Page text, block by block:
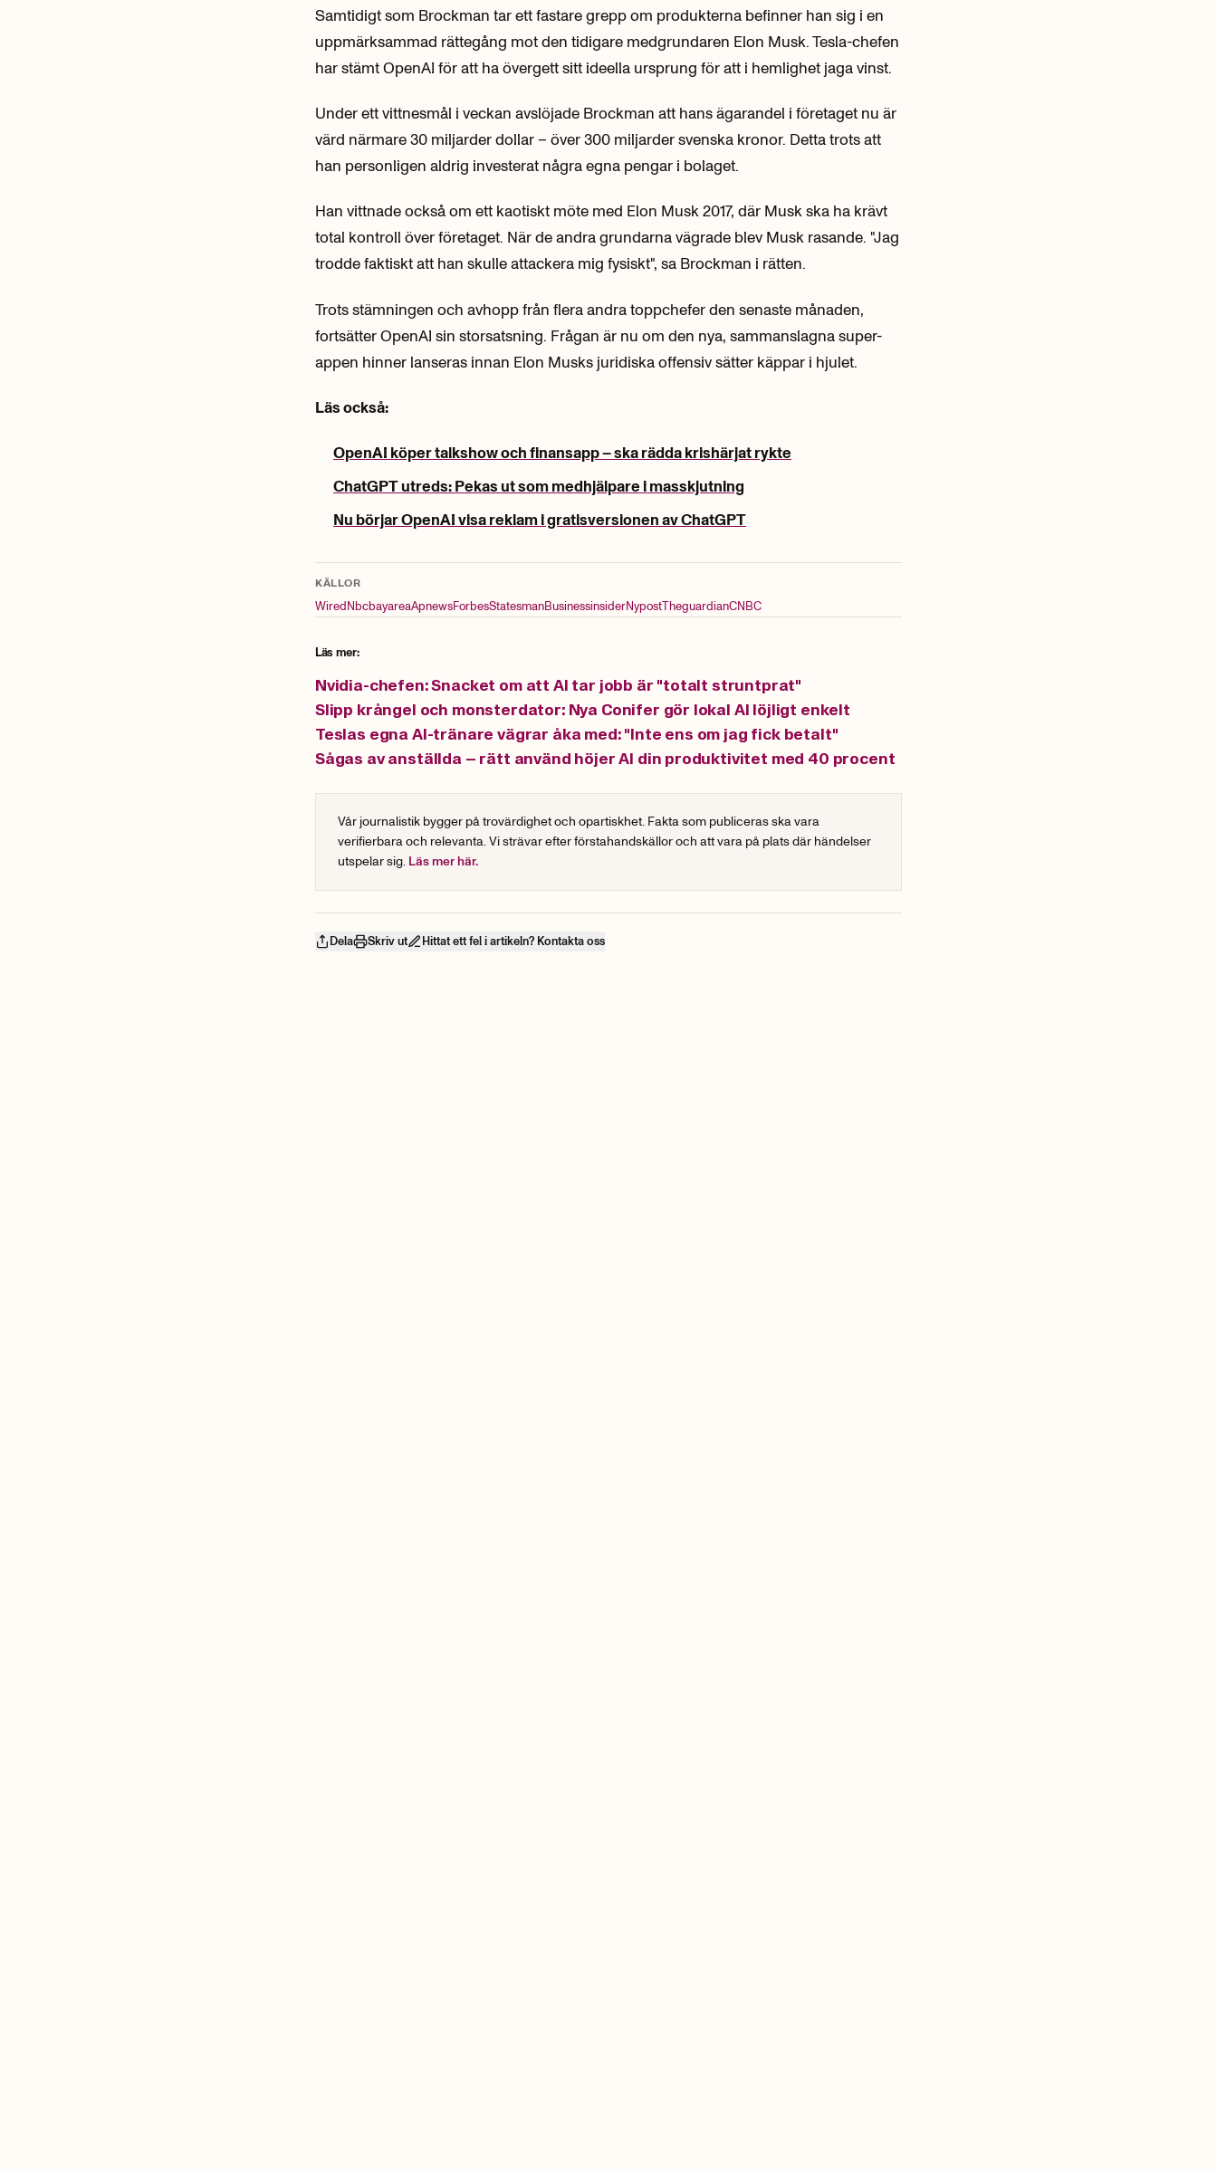
Samtidigt som Brockman tar ett fastare grepp om produkterna befinner han sig i en
uppmärksammad rättegång mot den tidigare medgrundaren Elon Musk. Tesla-chefen
har stämt OpenAI för att ha övergett sitt ideella ursprung för att i hemlighet jaga vinst.
Under ett vittnesmål i veckan avslöjade Brockman att hans ägarandel i företaget nu är
värd närmare 30 miljarder dollar – över 300 miljarder svenska kronor. Detta trots att
han personligen aldrig investerat några egna pengar i bolaget.
Han vittnade också om ett kaotiskt möte med Elon Musk 2017, där Musk ska ha krävt
total kontroll över företaget. När de andra grundarna vägrade blev Musk rasande. "Jag
trodde faktiskt att han skulle attackera mig fysiskt", sa Brockman i rätten.
Trots stämningen och avhopp från flera andra toppchefer den senaste månaden,
fortsätter OpenAI sin storsatsning. Frågan är nu om den nya, sammanslagna super-
appen hinner lanseras innan Elon Musks juridiska offensiv sätter käppar i hjulet.
Läs också:
OpenAI köper talkshow och finansapp – ska rädda krishärjat rykte
ChatGPT utreds: Pekas ut som medhjälpare i masskjutning
Nu börjar OpenAI visa reklam i gratisversionen av ChatGPT
KÄLLOR
Wired NbcbayareaApnewsForbesStatesmanBusinessinsiderNypostTheguardianCNBC
Läs mer:
Nvidia-chefen: Snacket om att AI tar jobb är "totalt struntprat"
Slipp krångel och monsterdator: Nya Conifer gör lokal AI löjligt enkelt
Teslas egna AI-tränare vägrar åka med: "Inte ens om jag fick betalt"
Sågas av anställda – rätt använd höjer AI din produktivitet med 40 procent
Vår journalistik bygger på trovärdighet och opartiskhet. Fakta som publiceras ska vara
verifierbara och relevanta. Vi strävar efter förstahandskällor och att vara på plats där händelser
utspelar sig. Läs mer här.
Dela Skriv ut Hittat ett fel i artikeln? Kontakta oss